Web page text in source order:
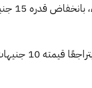
شهد سعر عيار 24 انخفاضًا
وانخفض سعر عيار 21 ليصل إلى 7020 جنيهًا للبيع و6980 جنيهًا للشراء،